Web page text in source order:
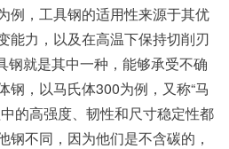
，工具钢的适用性来源于其优
能力，以及在高温下保持切削刃
钢就是其中一种，能够承受不确
钢，以马氏体300为例，又称“马
的高强度、韧性和尺寸稳定性都
钢不同，因为他们是不含碳的，